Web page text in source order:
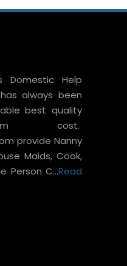
Domestic Help
always been
best quality
cost.
provide Nanny
Maids, Cook,
Person C...Read